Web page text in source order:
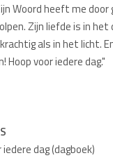
Woord heeft me door
Zijn liefde is in
als in het licht.
Hoop voor iedere dag."
dag (dagboek)